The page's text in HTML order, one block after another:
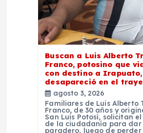
Buscan a Luis Alberto
Franco, potosino que
con destino a
desapareció en el
agosto 3, 2026
Familiares de Luis Alberto
Franco, de 30 años y
San Luis Potosí, solicitan
de la ciudadanía para dar
paradero, luego de perder